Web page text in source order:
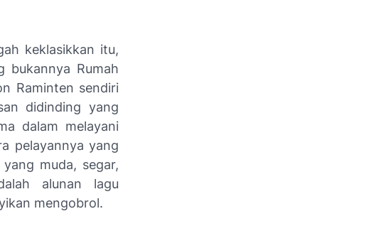
keklasikkan itu,
bukannya Rumah
Raminten sendiri
didinding yang
dalam melayani
pelayannya yang
muda, segar,
alunan lagu
mengobrol.